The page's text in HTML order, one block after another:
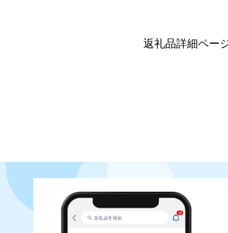
返礼品詳細ペー